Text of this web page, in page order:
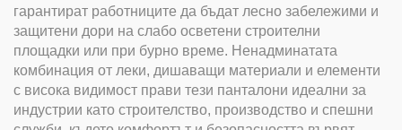
гарантират работниците да бъдат лесно забележими и
защитени дори на слабо осветени строителни
площадки или при бурно време. Ненадминатата
комбинация от леки, дишаващи материали и елементи
с висока видимост прави тези панталони идеални за
индустрии като строителство, производство и спешни